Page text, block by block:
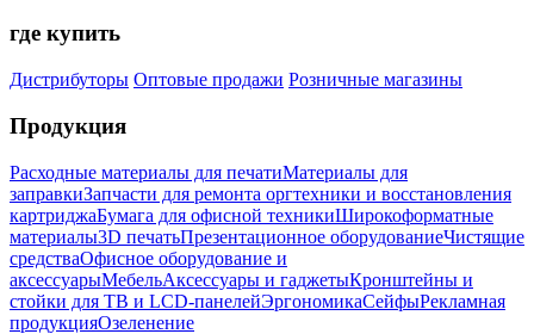
где купить
Дистрибуторы Оптовые продажи Розничные магазины
Продукция
Расходные материалы для печатиМатериалы для
заправкиЗапчасти для ремонта оргтехники и восстановления
картриджаБумага для офисной техникиШирокоформатные
материалы3D печатьПрезентационное оборудованиеЧистящие
средстваОфисное оборудование и
аксессуарыМебельАксессуары и гаджетыКронштейны и
стойки для ТВ и LCD-панелейЭргономикаСейфыРекламная
продукцияОзеленение